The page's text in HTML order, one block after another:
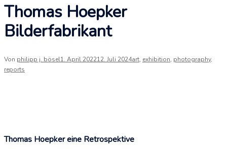
Thomas Hoepker
Bilderfabrikant
Von philipp j. bösel1. April 202212. Juli 2024art, exhibition, photography,
reports
Thomas Hoepker eine Retrospektive